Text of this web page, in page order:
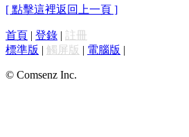
[ 點擊這裡返回上一頁 ]
首頁 | 登錄 | 註冊
標準版 | 觸屏版 | 電腦版 |
© Comsenz Inc.